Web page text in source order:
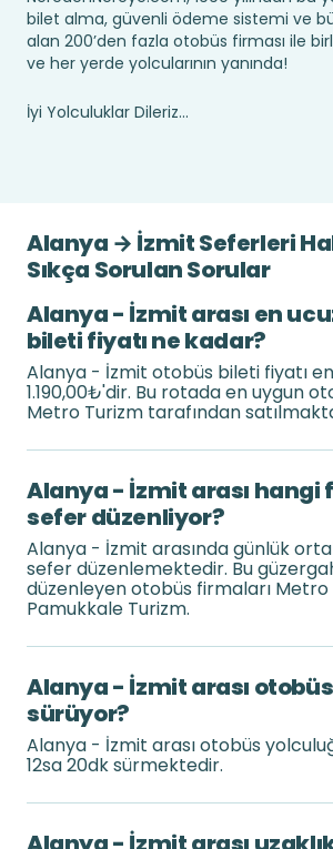
bilet alma, güvenli ödeme sistemi ve
alan 200’den fazla otobüs firması ile
ve her yerde yolcularının yanında!
İyi Yolculuklar Dileriz...
Alanya → İzmit Seferleri
Sıkça Sorulan Sorular
Alanya - İzmit arası en
bileti fiyatı ne kadar?
Alanya - İzmit otobüs bileti fiyatı
1.190,00₺'dir. Bu rotada en uygun
Metro Turizm tarafından
Alanya - İzmit arası
sefer düzenliyor?
Alanya - İzmit arasında günlük
sefer düzenlemektedir. Bu
düzenleyen otobüs firmaları Metro
Pamukkale Turizm.
Alanya - İzmit arası
sürüyor?
Alanya - İzmit arası otobüs
12sa 20dk sürmektedir.